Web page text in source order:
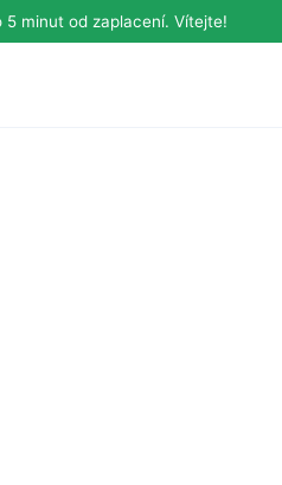
minut od zaplacení. Vítejte!